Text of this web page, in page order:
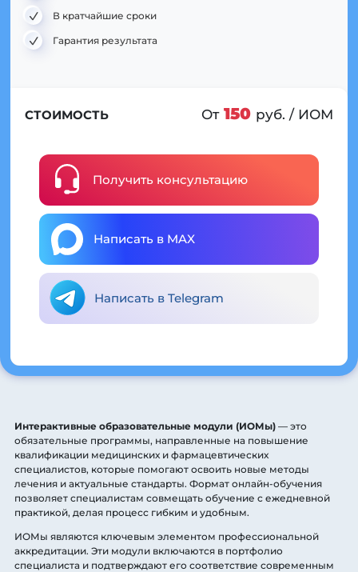
В кратчайшие сроки
Гарантия результата
СТОИМОСТЬ От 150 руб. / ИОМ
Получить консультацию
Написать в MAX
Написать в Telegram
Интерактивные образовательные модули (ИОМы) — это
обязательные программы, направленные на повышение
квалификации медицинских и фармацевтических
специалистов, которые помогают освоить новые методы
лечения и актуальные стандарты. Формат онлайн-обучения
позволяет специалистам совмещать обучение с ежедневной
практикой, делая процесс гибким и удобным.
ИОМы являются ключевым элементом профессиональной
аккредитации. Эти модули включаются в портфолио
специалиста и подтверждают его соответствие современным